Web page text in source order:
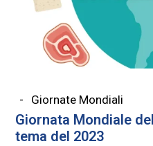
Giornate Mondiali
Giornata Mondiale
tema del 2023